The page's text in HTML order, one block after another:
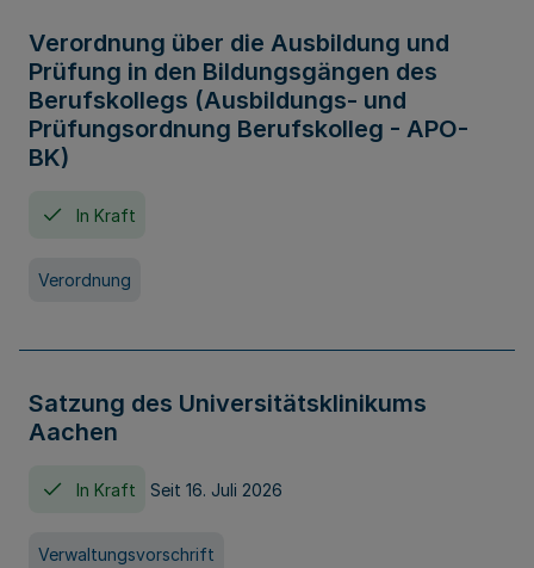
Verordnung über die Ausbildung und
Prüfung in den Bildungsgängen des
Berufskollegs (Ausbildungs- und
Prüfungsordnung Berufskolleg - APO-
BK)
In Kraft
Verordnung
Satzung des Universitätsklinikums
Aachen
In Kraft Seit 16. Juli 2026
Verwaltungsvorschrift